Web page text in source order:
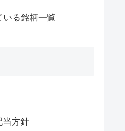
いる銘柄一覧
当方針